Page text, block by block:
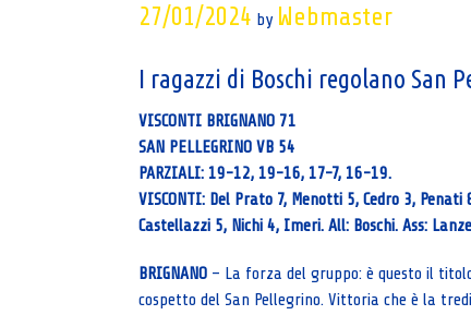
27/01/2024 by Webmaster
I ragazzi di Boschi regolano San
VISCONTI BRIGNANO 71
SAN PELLEGRINO VB 54
PARZIALI: 19-12, 19-16, 17-7, 16-19.
VISCONTI: Del Prato 7, Menotti 5, Cedro 3,
Castellazzi 5, Nichi 4, Imeri. All: Boschi. Ass:
BRIGNANO – La forza del gruppo: è questo il
cospetto del San Pellegrino. Vittoria che è la